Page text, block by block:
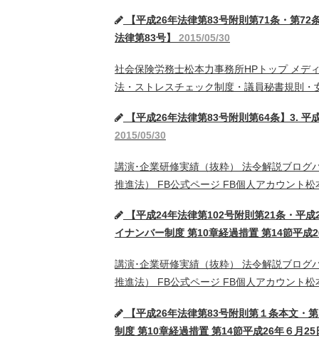
【平成26年法律第83号附則第71条・第
法律第83号】 2015/05/30
社会保険労務士松本力事務所HPトップ メデ
法・ストレスチェック制度・議員秘書規則
【平成26年法律第83号附則第64条】3.
2015/05/30
講演･企業研修実績（抜粋） 法令解説ブログ
推進法） FB公式ページ FB個人アカウント
【平成24年法律第102号附則第21条・平
イナンバー制度 第10章経過措置 第14節平
講演･企業研修実績（抜粋） 法令解説ブログ
推進法） FB公式ページ FB個人アカウント
【平成26年法律第83号附則第１条本文・
制度 第10章経過措置 第14節平成26年６月